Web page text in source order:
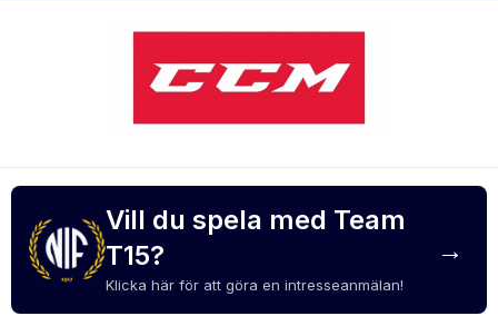
BILDGALLERI
DOKUMENT
Vill du spela med Team
T15?
Klicka här för att göra en intresseanmälan!
→